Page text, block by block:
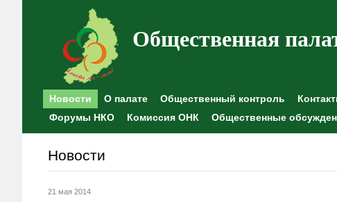
Общественная
Новости О палате Общественный контроль
Форумы НКО
Комиссия ОНК Общественные
Новости
21 мая 2014